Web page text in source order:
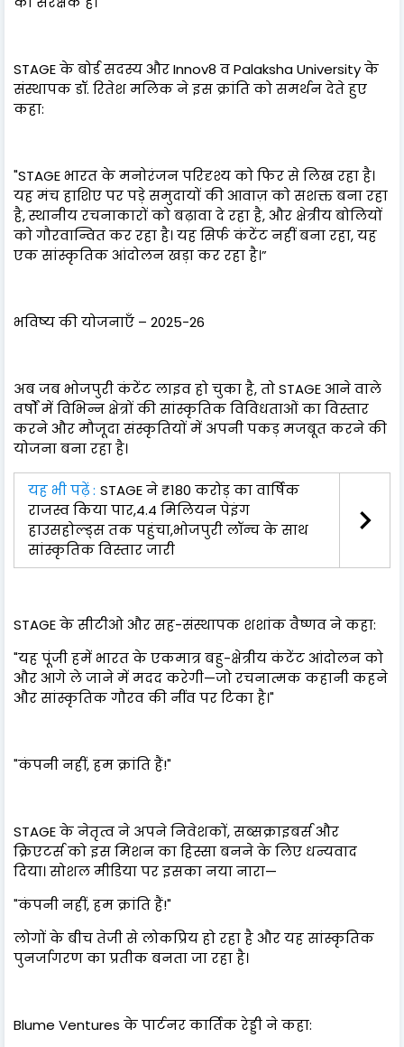
STAGE के बोर्ड सदस्य और Innov8 व Palaksha University के
संस्थापक डॉ. रितेश मलिक ने इस क्रांति को समर्थन देते हुए
कहा:
"STAGE भारत के मनोरंजन परिदृश्य को फिर से लिख रहा है।
यह मंच हाशिए पर पड़े समुदायों की आवाज़ को सशक्त बना रहा
है, स्थानीय रचनाकारों को बढ़ावा दे रहा है, और क्षेत्रीय बोलियों
को गौरवान्वित कर रहा है। यह सिर्फ कंटेंट नहीं बना रहा, यह
एक सांस्कृतिक आंदोलन खड़ा कर रहा है।”
भविष्य की योजनाएँ – 2025-26
अब जब भोजपुरी कंटेंट लाइव हो चुका है, तो STAGE आने वाले
वर्षों में विभिन्न क्षेत्रों की सांस्कृतिक विविधताओं का विस्तार
करने और मौजूदा संस्कृतियों में अपनी पकड़ मजबूत करने की
योजना बना रहा है।
यह भी पढ़ें : STAGE ने ₹180 करोड़ का वार्षिक
राजस्व किया पार,4.4 मिलियन पेइंग
हाउसहोल्ड्स तक पहुंचा,भोजपुरी लॉन्च के साथ
सांस्कृतिक विस्तार जारी
STAGE के सीटीओ और सह-संस्थापक शशांक वैष्णव ने कहा:
"यह पूंजी हमें भारत के एकमात्र बहु-क्षेत्रीय कंटेंट आंदोलन को
और आगे ले जाने में मदद करेगी—जो रचनात्मक कहानी कहने
और सांस्कृतिक गौरव की नींव पर टिका है।"
"कंपनी नहीं, हम क्रांति हैं!"
STAGE के नेतृत्व ने अपने निवेशकों, सब्सक्राइबर्स और
क्रिएटर्स को इस मिशन का हिस्सा बनने के लिए धन्यवाद
दिया। सोशल मीडिया पर इसका नया नारा—
"कंपनी नहीं, हम क्रांति हैं!"
लोगों के बीच तेजी से लोकप्रिय हो रहा है और यह सांस्कृतिक
पुनर्जागरण का प्रतीक बनता जा रहा है।
Blume Ventures के पार्टनर कार्तिक रेड्डी ने कहा: